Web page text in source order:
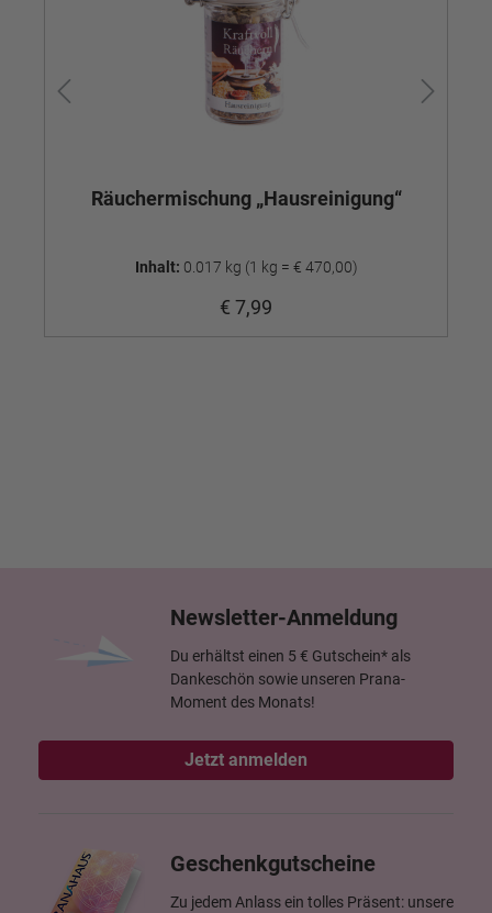
Räuchermischung „Hausreinigung“
Inhalt: 0.017 kg (1 kg = € 470,00)
€ 7,99
Newsletter-Anmeldung
Du erhältst einen 5 € Gutschein* als
Dankeschön sowie unseren Prana-
Moment des Monats!
Jetzt anmelden
Geschenkgutscheine
Zu jedem Anlass ein tolles Präsent: unsere